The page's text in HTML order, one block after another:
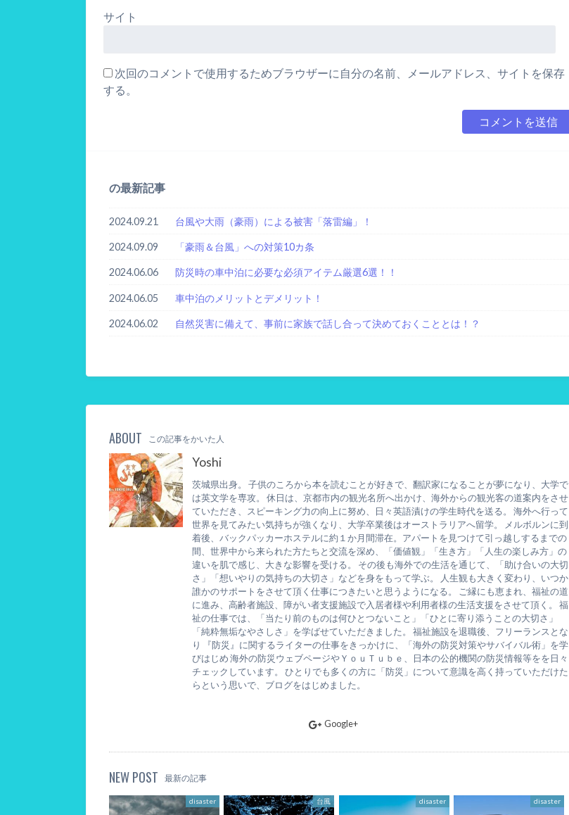
サイト
次回のコメントで使用するためブラウザーに自分の名前、メールアドレス、サイトを保存
する。
の最新記事
2024.09.21 台風や大雨（豪雨）による被害「落雷編」！
2024.09.09 「豪雨＆台風」への対策10カ条
2024.06.06 防災時の車中泊に必要な必須アイテム厳選6選！！
2024.06.05 車中泊のメリットとデメリット！
2024.06.02 自然災害に備えて、事前に家族で話し合って決めておくこととは！？
ABOUT この記事をかいた人
Yoshi
茨城県出身。 子供のころから本を読むことが好きで、翻訳家になることが夢になり、大学で
は英文学を専攻。 休日は、京都市内の観光名所へ出かけ、海外からの観光客の道案内をさせ
ていただき、スピーキング力の向上に努め、日々英語漬けの学生時代を送る。 海外へ行って
世界を見てみたい気持ちが強くなり、大学卒業後はオーストラリアへ留学。 メルボルンに到
着後、バックパッカーホステルに約１か月間滞在。アパートを見つけて引っ越しするまでの
間、世界中から来られた方たちと交流を深め、「価値観」「生き方」「人生の楽しみ方」の
違いを肌で感じ、大きな影響を受ける。 その後も海外での生活を通じて、「助け合いの大切
さ」「想いやりの気持ちの大切さ」などを身をもって学ぶ。 人生観も大きく変わり、いつか
誰かのサポートをさせて頂く仕事につきたいと思うようになる。 ご縁にも恵まれ、福祉の道
に進み、高齢者施設、障がい者支援施設で入居者様や利用者様の生活支援をさせて頂く。 福
祉の仕事では、「当たり前のものは何ひとつないこと」「ひとに寄り添うことの大切さ」
「純粋無垢なやさしさ」を学ばせていただきました。 福祉施設を退職後、フリーランスとな
り 『防災』に関するライターの仕事をきっかけに、「海外の防災対策やサバイバル術」を学
びはじめ 海外の防災ウェブページやＹｏｕＴｕｂｅ、日本の公的機関の防災情報等をを日々
チェックしています。 ひとりでも多くの方に「防災」について意識を高く持っていただけた
らという思いで、ブログをはじめました。
Google+
NEW POST 最新の記事
disaster 台風 disaster disaster